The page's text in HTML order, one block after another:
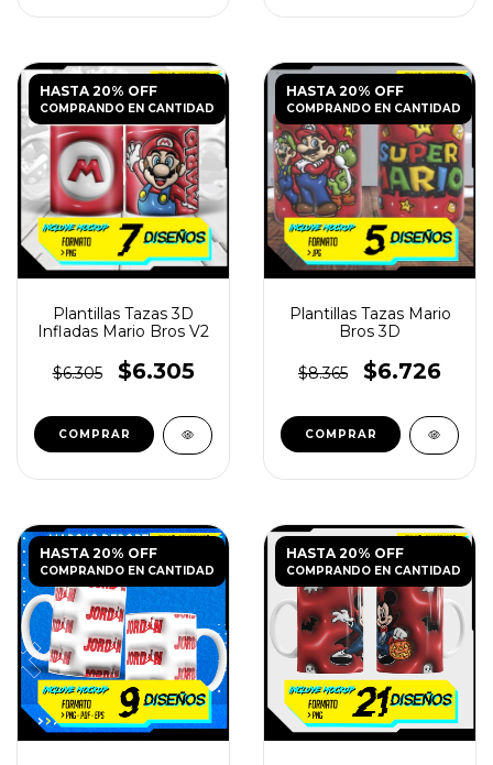
HASTA 20% OFF
COMPRANDO EN CANTIDAD
Plantillas Tazas 3D
Infladas Mario Bros V2
$6.305 $6.305
HASTA 20% OFF
COMPRANDO EN CANTIDAD
Plantillas Tazas Mario
Bros 3D
$8.365 $6.726
HASTA 20% OFF
COMPRANDO EN CANTIDAD
HASTA 20% OFF
COMPRANDO EN CANTIDAD